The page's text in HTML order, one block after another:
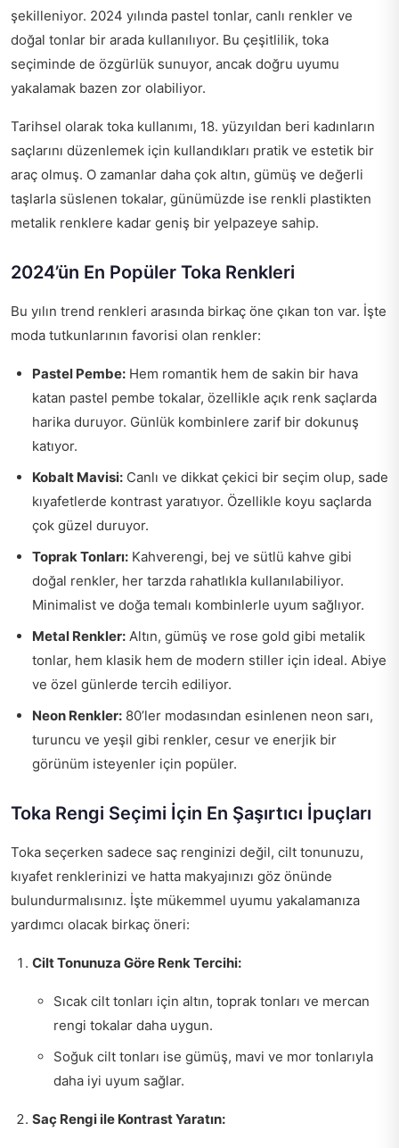
şekilleniyor. 2024 yılında pastel tonlar, canlı renkler ve
doğal tonlar bir arada kullanılıyor. Bu çeşitlilik, toka
seçiminde de özgürlük sunuyor, ancak doğru uyumu
yakalamak bazen zor olabiliyor.
Tarihsel olarak toka kullanımı, 18. yüzyıldan beri kadınların
saçlarını düzenlemek için kullandıkları pratik ve estetik bir
araç olmuş. O zamanlar daha çok altın, gümüş ve değerli
taşlarla süslenen tokalar, günümüzde ise renkli plastikten
metalik renklere kadar geniş bir yelpazeye sahip.
2024’ün En Popüler Toka Renkleri
Bu yılın trend renkleri arasında birkaç öne çıkan ton var. İşte
moda tutkunlarının favorisi olan renkler:
Pastel Pembe: Hem romantik hem de sakin bir hava
katan pastel pembe tokalar, özellikle açık renk saçlarda
harika duruyor. Günlük kombinlere zarif bir dokunuş
katıyor.
Kobalt Mavisi: Canlı ve dikkat çekici bir seçim olup, sade
kıyafetlerde kontrast yaratıyor. Özellikle koyu saçlarda
çok güzel duruyor.
Toprak Tonları: Kahverengi, bej ve sütlü kahve gibi
doğal renkler, her tarzda rahatlıkla kullanılabiliyor.
Minimalist ve doğa temalı kombinlerle uyum sağlıyor.
Metal Renkler: Altın, gümüş ve rose gold gibi metalik
tonlar, hem klasik hem de modern stiller için ideal. Abiye
ve özel günlerde tercih ediliyor.
Neon Renkler: 80’ler modasından esinlenen neon sarı,
turuncu ve yeşil gibi renkler, cesur ve enerjik bir
görünüm isteyenler için popüler.
Toka Rengi Seçimi İçin En Şaşırtıcı İpuçları
Toka seçerken sadece saç renginizi değil, cilt tonunuzu,
kıyafet renklerinizi ve hatta makyajınızı göz önünde
bulundurmalısınız. İşte mükemmel uyumu yakalamanıza
yardımcı olacak birkaç öneri:
Cilt Tonunuza Göre Renk Tercihi:
Sıcak cilt tonları için altın, toprak tonları ve mercan
rengi tokalar daha uygun.
Soğuk cilt tonları ise gümüş, mavi ve mor tonlarıyla
daha iyi uyum sağlar.
Saç Rengi ile Kontrast Yaratın: